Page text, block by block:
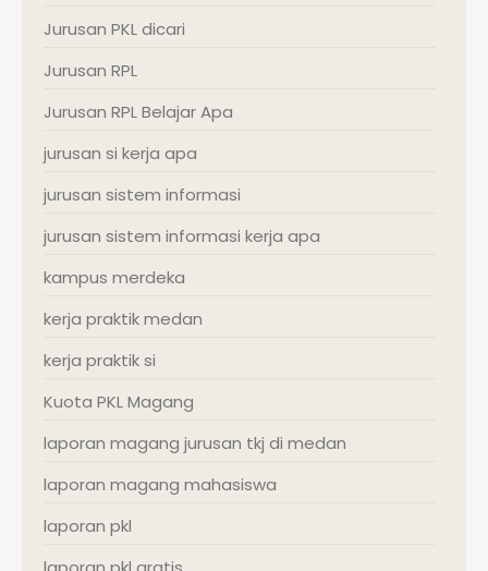
Jurusan PKL dicari
Jurusan RPL
Jurusan RPL Belajar Apa
jurusan si kerja apa
jurusan sistem informasi
jurusan sistem informasi kerja apa
kampus merdeka
kerja praktik medan
kerja praktik si
Kuota PKL Magang
laporan magang jurusan tkj di medan
laporan magang mahasiswa
laporan pkl